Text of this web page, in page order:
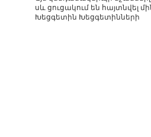
սև ցուցակում են հայտնվել
Խեցգետին Խեցգետինների